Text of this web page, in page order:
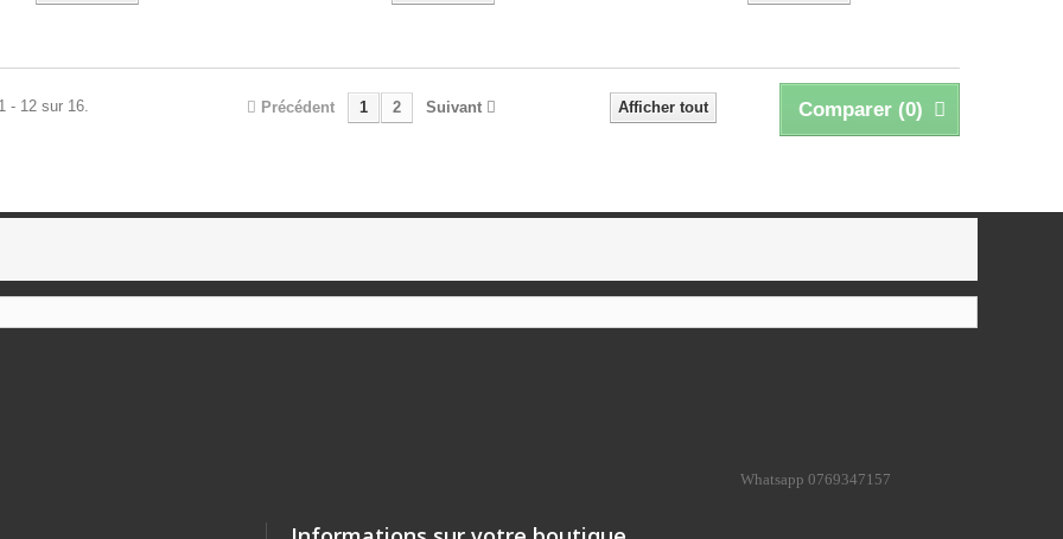
Comparer (0)
Afficher tout
Précédent 1 2 Suivant
- 12 sur 16.
Whatsapp 0769347157